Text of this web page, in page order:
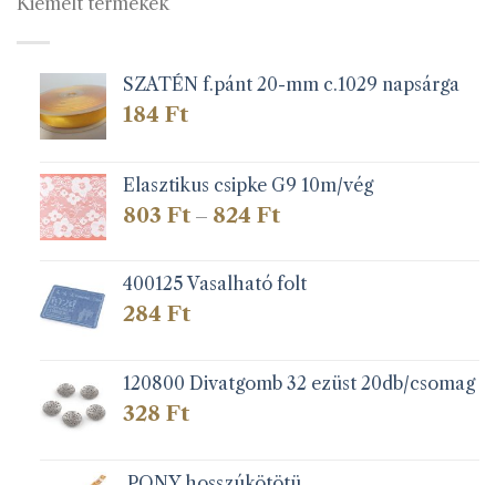
SZATÉN f.pánt 20-mm c.1029 napsárga
184 Ft
Elasztikus csipke G9 10m/vég
803 Ft – 824 FtÁrtartomány:
824 Ft
400125 Vasalható folt
284 Ft
120800 Divatgomb 32 ezüst 20db/csomag
328 Ft